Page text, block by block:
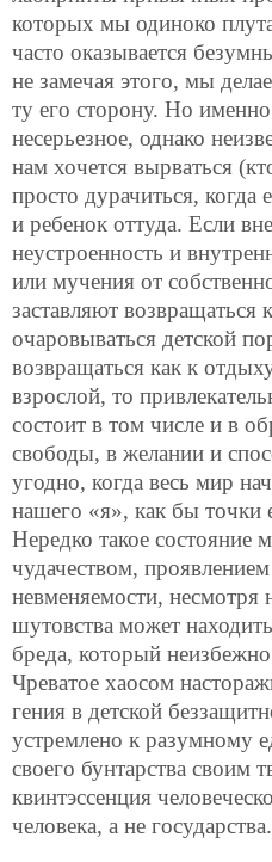
которых мы одиноко
часто оказывается
не замечая этого, мы
ту его сторону. Но именно
несерьезное, однако
нам хочется вырваться
просто дурачиться, когда
и ребенок оттуда. Если
неустроенность и
или мучения от
заставляют возвращаться
очаровываться детской
возвращаться как к
взрослой, то
состоит в том числе и в
свободы, в желании и
угодно, когда весь мир
нашего «я», как бы точки
Нередко такое состояние
чудачеством,
невменяемости, несмотря
шутовства может
бреда, который
Чреватое хаосом
гения в детской
устремлено к разумному
своего бунтарства своим
квинтэссенция
человека, а не государства.